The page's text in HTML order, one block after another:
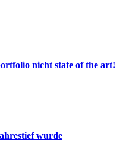
nicht state of the art!
wurde